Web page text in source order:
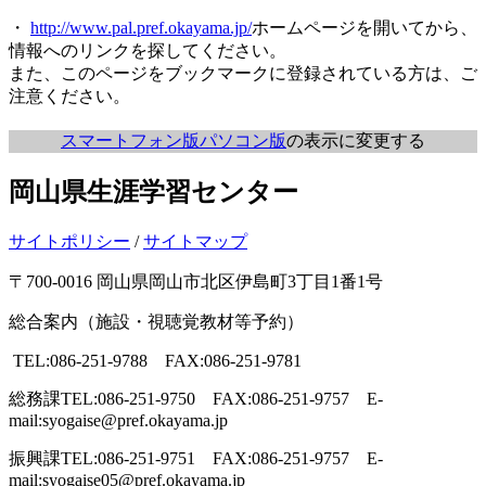
・ http://www.pal.pref.okayama.jp/ホームページを開いてから、
情報へのリンクを探してください。
また、このページをブックマークに登録されている方は、ご
注意ください。
スマートフォン版パソコン版の表示に変更する
岡山県生涯学習センター
サイトポリシー /サイトマップ
〒700-0016 岡山県岡山市北区伊島町3丁目1番1号
総合案内（施設・視聴覚教材等予約）
TEL:086-251-9788 FAX:086-251-9781
総務課TEL:086-251-9750 FAX:086-251-9757 E-
mail:syogaise@pref.okayama.jp
振興課TEL:086-251-9751 FAX:086-251-9757 E-
mail:syogaise05@pref.okayama.jp